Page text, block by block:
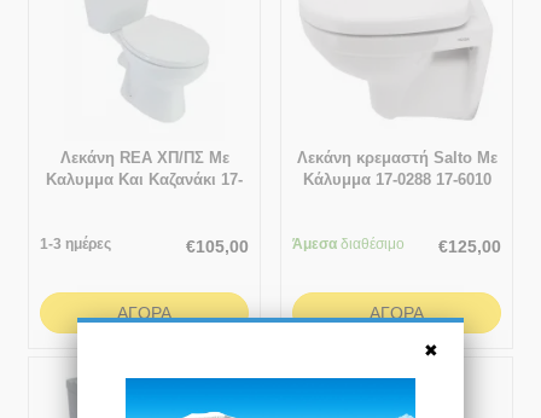
Λεκάνη REA ΧΠ/ΠΣ Με
Καλυμμα Και Καζανάκι 17-
1-3 ημέρες €105,00
ΑΓΟΡΆ
Λεκάνη κρεμαστή Salto Με
Κάλυμμα 17-0288 17-6010
Άμεσα διαθέσιμο €125,00
ΑΓΟΡΆ